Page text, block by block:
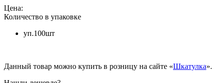
Цена:
Количество в упаковке
уп.100шт
Данный товар можно купить в розницу на сайте «Шкатулка».